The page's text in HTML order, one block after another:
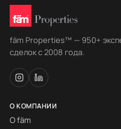
fäm Properties™ — 950+
сделок с 2008 года.
О КОМПАНИИ
О fäm